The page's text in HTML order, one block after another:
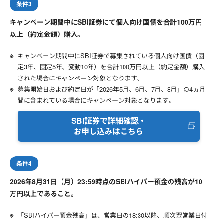
条件3
キャンペーン期間中にSBI証券にて個人向け国債を合計100万円
以上（約定金額）購入。
キャンペーン期間中にSBI証券で募集されている個人向け国債（固
定3年、固定5年、変動10年）を合計100万円以上（約定金額）購入
された場合にキャンペーン対象となります。
募集開始日および約定日が「2026年5月、6月、7月、8月」の4ヵ月
間に含まれている場合にキャンペーン対象となります。
SBI証券で詳細確認・
お申し込みはこちら
条件4
2026年8月31日（月）23:59時点のSBIハイパー預金の残高が10
万円以上であること。
「SBIハイパー預金残高」は、営業日の18:30以降、順次翌営業日付